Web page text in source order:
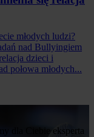
młodych ludzi?
nad Bullyingiem
dzieci i
połowa młodych...
dla Ciebie eksperta